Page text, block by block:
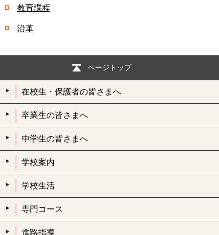
教育課程
沿革
ページトップ
在校生・保護者の皆さまへ
卒業生の皆さまへ
中学生の皆さまへ
学校案内
学校生活
専門コース
進路指導